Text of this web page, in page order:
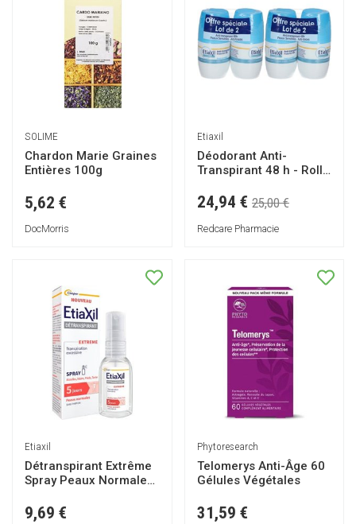
SOLIME
Chardon Marie Graines
Entières 100g
5,62 €
DocMorris
Etiaxil
Déodorant Anti-
Transpirant 48 h - Roll-
24,94 € 25,00 €
Redcare Pharmacie
Etiaxil
Détranspirant Extrême
Spray Peaux Normales
9,69 €
Phytoresearch
Telomerys Anti-Âge 60
Gélules Végétales
31,59 €